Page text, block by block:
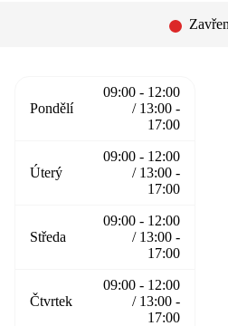
Pondělí
09:00 - 12:00
/ 13:00 -
17:00
Úterý
09:00 - 12:00
/ 13:00 -
17:00
Středa
09:00 - 12:00
/ 13:00 -
17:00
Čtvrtek
09:00 - 12:00
/ 13:00 -
17:00